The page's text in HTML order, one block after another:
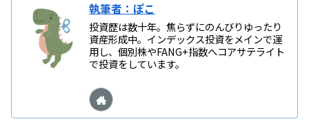
執筆者：ぽこ
投資歴は数十年。焦らずにのんびりゆったり
資産形成中。インデックス投資をメインで運
用し、個別株やFANG+指数へコアサテライト
で投資をしています。